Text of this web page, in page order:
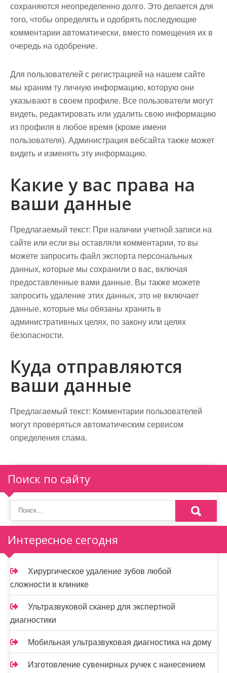
сохраняются неопределенно долго. Это делается для
того, чтобы определять и одобрять последующие
комментарии автоматически, вместо помещения их в
очередь на одобрение.
Для пользователей с регистрацией на нашем сайте
мы храним ту личную информацию, которую они
указывают в своем профиле. Все пользователи могут
видеть, редактировать или удалить свою информацию
из профиля в любое время (кроме имени
пользователя). Администрация вебсайта также может
видеть и изменять эту информацию.
Какие у вас права на
ваши данные
Предлагаемый текст: При наличии учетной записи на
сайте или если вы оставляли комментарии, то вы
можете запросить файл экспорта персональных
данных, которые мы сохранили о вас, включая
предоставленные вами данные. Вы также можете
запросить удаление этих данных, это не включает
данные, которые мы обязаны хранить в
административных целях, по закону или целях
безопасности.
Куда отправляются
ваши данные
Предлагаемый текст: Комментарии пользователей
могут проверяться автоматическим сервисом
определения спама.
Поиск по сайту
Интересное сегодня
Хирургическое удаление зубов любой
сложности в клинике
Ультразвуковой сканер для экспертной
диагностики
Мобильная ультразвуковая диагностика на дому
Изготовление сувенирных ручек с нанесением